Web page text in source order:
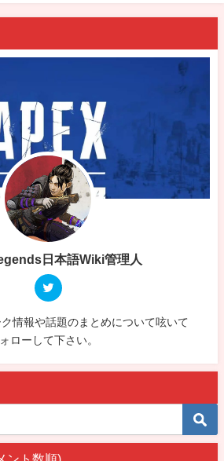
日本語Wiki管理人
情報や話題のまとめについて呟いて
ローして下さい。
ント数順)